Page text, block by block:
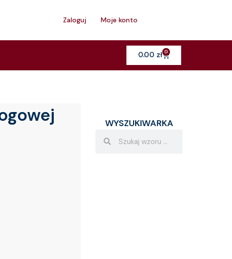
Zaloguj Moje konto
0.00 zł 0Cart
WYSZUKIWARKA